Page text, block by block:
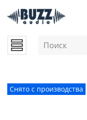
Снято с производства